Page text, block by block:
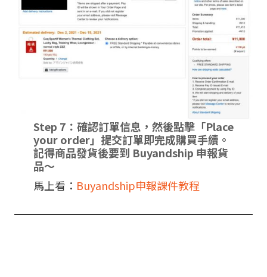
Step 7：確認訂單信息，然後點擊「Place
your order」提交訂單即完成購買手續。
記得商品發貨後要到 Buyandship 申報貨
品～
馬上看： Buyandship申報課件教程